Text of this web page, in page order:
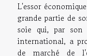
L'essor
grande partie de
soie qui, par son
international, a
de marché de